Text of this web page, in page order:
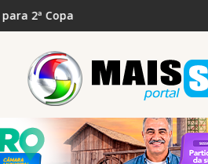
Bocha em setembro
Galló e presidente da